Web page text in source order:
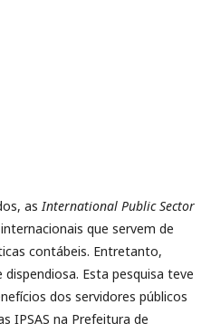
asInternational Public Sector
que servem de
contábeis. Entretanto,
Esta pesquisa teve
dos servidores públicos
IPSAS na Prefeitura de